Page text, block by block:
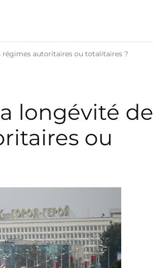
autoritaires ou totalitaires ?
longévité de
ou